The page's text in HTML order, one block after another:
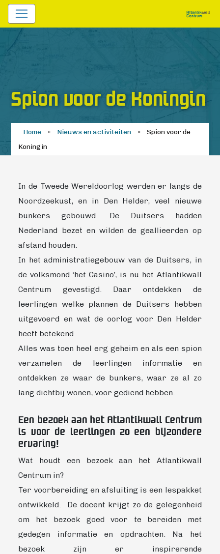
Spion voor de Koningin
Home » Nieuws en activiteiten »
Spion voor de
Koningin
In de Tweede Wereldoorlog werden er langs de
Noordzeekust, en in Den Helder, veel nieuwe
bunkers gebouwd. De Duitsers hadden
Nederland bezet en wilden de geallieerden op
afstand houden.
In het administratiegebouw van de Duitsers, in
de volksmond ‘het Casino’, is nu het Atlantikwall
Centrum gevestigd. Daar ontdekken de
leerlingen welke plannen de Duitsers hebben
uitgevoerd en wat de oorlog voor Den Helder
heeft betekend.
Alles was toen heel erg geheim en als een spion
verzamelen de leerlingen informatie en
ontdekken ze waar de bunkers, waar ze al zo
lang dichtbij wonen, voor gediend hebben.
Een bezoek aan het Atlantikwall Centrum
is voor de leerlingen zo een bijzondere
ervaring!
Wat houdt een bezoek aan het Atlantikwall
Centrum in?
Ter voorbereiding en afsluiting is een lespakket
ontwikkeld. De docent krijgt zo de gelegenheid
om het bezoek goed voor te bereiden met
gedegen informatie en opdrachten. Na het
bezoek zijn er inspirerende